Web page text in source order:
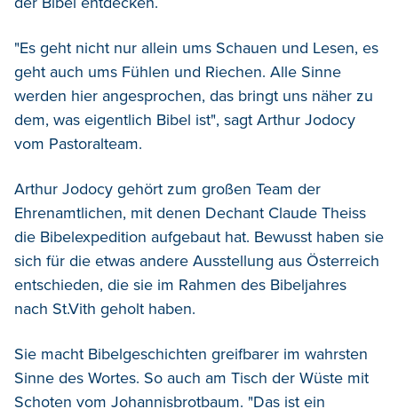
"Es geht nicht nur allein ums Schauen und Lesen, es
geht auch ums Fühlen und Riechen. Alle Sinne
werden hier angesprochen, das bringt uns näher zu
dem, was eigentlich Bibel ist", sagt Arthur Jodocy
vom Pastoralteam.
Arthur Jodocy gehört zum großen Team der
Ehrenamtlichen, mit denen Dechant Claude Theiss
die Bibelexpedition aufgebaut hat. Bewusst haben sie
sich für die etwas andere Ausstellung aus Österreich
entschieden, die sie im Rahmen des Bibeljahres
nach St.Vith geholt haben.
Sie macht Bibelgeschichten greifbarer im wahrsten
Sinne des Wortes. So auch am Tisch der Wüste mit
Schoten vom Johannisbrotbaum. "Das ist ein